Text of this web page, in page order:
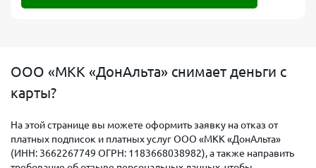
ООО «МКК «ДонАльта» снимает деньги с
карты?
На этой странице вы можете оформить заявку на отказ от
платных подписок и платных услуг ООО «МКК «ДонАльта»
(ИНН: 3662267749 ОГРН: 1183668038982), а также направить